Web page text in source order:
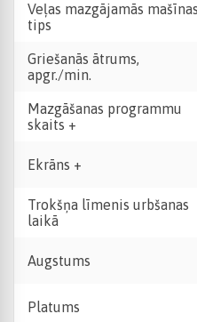
Veļas mazgājamās mašīnas
tips
Griešanās ātrums,
apgr./min.
Mazgāšanas programmu
skaits +
Ekrāns +
Trokšņa līmenis urbšanas
laikā
Augstums
Platums